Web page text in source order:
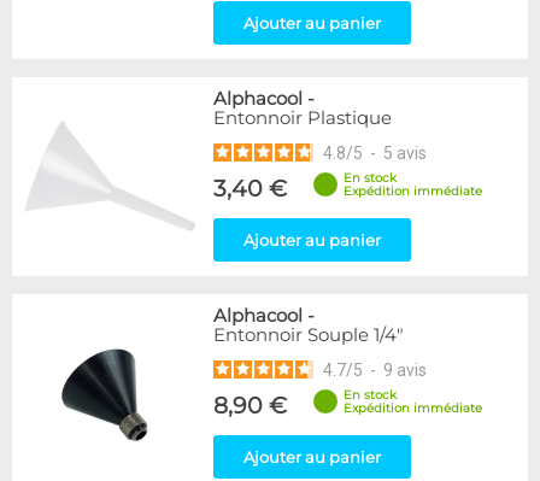
Ajouter au panier
Alphacool -
Entonnoir Plastique
4.8/5 - 5 avis
3,40 €
En stock
Expédition immédiate
Ajouter au panier
Alphacool -
Entonnoir Souple 1/4"
4.7/5 - 9 avis
8,90 €
En stock
Expédition immédiate
Ajouter au panier